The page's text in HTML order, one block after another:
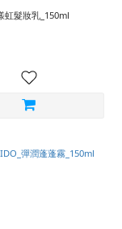
虹髮妝乳_150ml